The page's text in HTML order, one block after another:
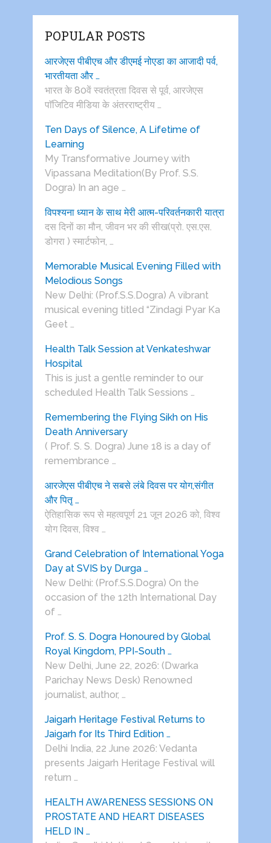
POPULAR POSTS
आरजेएस पीबीएच और डीएमई नोएडा का आजादी पर्व,
भारतीयता और …
भारत के 80वें स्वतंत्रता दिवस से पूर्व, आरजेएस
पाॅजिटिव मीडिया के अंतरराष्ट्रीय …
Ten Days of Silence, A Lifetime of
Learning
My Transformative Journey with
Vipassana Meditation(By Prof. S.S.
Dogra) In an age …
विपश्यना ध्यान के साथ मेरी आत्म-परिवर्तनकारी यात्रा
दस दिनों का मौन, जीवन भर की सीख(प्रो. एस.एस.
डोगरा ) स्मार्टफोन, …
Memorable Musical Evening Filled with
Melodious Songs
New Delhi: (Prof.S.S.Dogra) A vibrant
musical evening titled “Zindagi Pyar Ka
Geet …
Health Talk Session at Venkateshwar
Hospital
This is just a gentle reminder to our
scheduled Health Talk Sessions …
Remembering the Flying Sikh on His
Death Anniversary
( Prof. S. S. Dogra) June 18 is a day of
remembrance …
आरजेएस पीबीएच ने सबसे लंबे दिवस पर योग,संगीत
और पितृ …
ऐतिहासिक रूप से महत्वपूर्ण 21 जून 2026 को, विश्व
योग दिवस, विश्व …
Grand Celebration of International Yoga
Day at SVIS by Durga …
New Delhi: (Prof.S.S.Dogra) On the
occasion of the 12th International Day
of …
Prof. S. S. Dogra Honoured by Global
Royal Kingdom, PPI-South …
New Delhi, June 22, 2026: (Dwarka
Parichay News Desk) Renowned
journalist, author, …
Jaigarh Heritage Festival Returns to
Jaigarh for Its Third Edition …
Delhi India, 22 June 2026: Vedanta
presents Jaigarh Heritage Festival will
return …
HEALTH AWARENESS SESSIONS ON
PROSTATE AND HEART DISEASES
HELD IN …